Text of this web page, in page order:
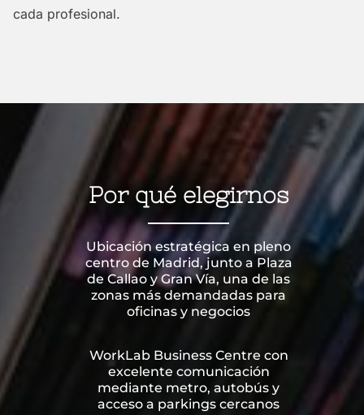
cada profesional.
Por qué elegirnos
Ubicación estratégica en pleno
centro de Madrid, junto a Plaza
de Callao y Gran Vía, una de las
zonas más demandadas para
oficinas y negocios
WorkLab Business Centre con
excelente comunicación
mediante metro, autobús y
acceso a parkings cercanos